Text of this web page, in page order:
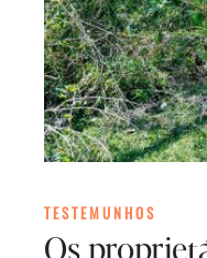
TESTEMUNHOS